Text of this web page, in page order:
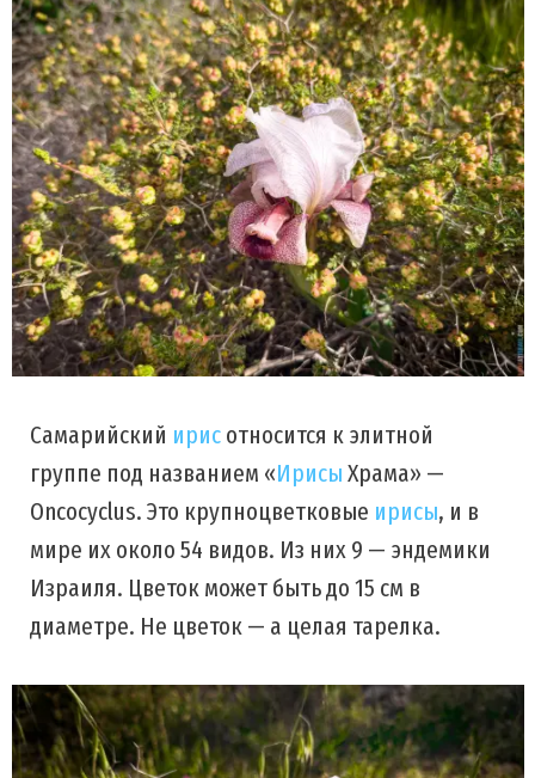
Самарийский ирисотносится к элитной
группе под названием «ИрисыХрама» —
Oncocyclus. Это крупноцветковые ирисы, и в
мире их около 54 видов. Из них 9 — эндемики
Израиля. Цветок может быть до 15 см в
диаметре. Не цветок — а целая тарелка.